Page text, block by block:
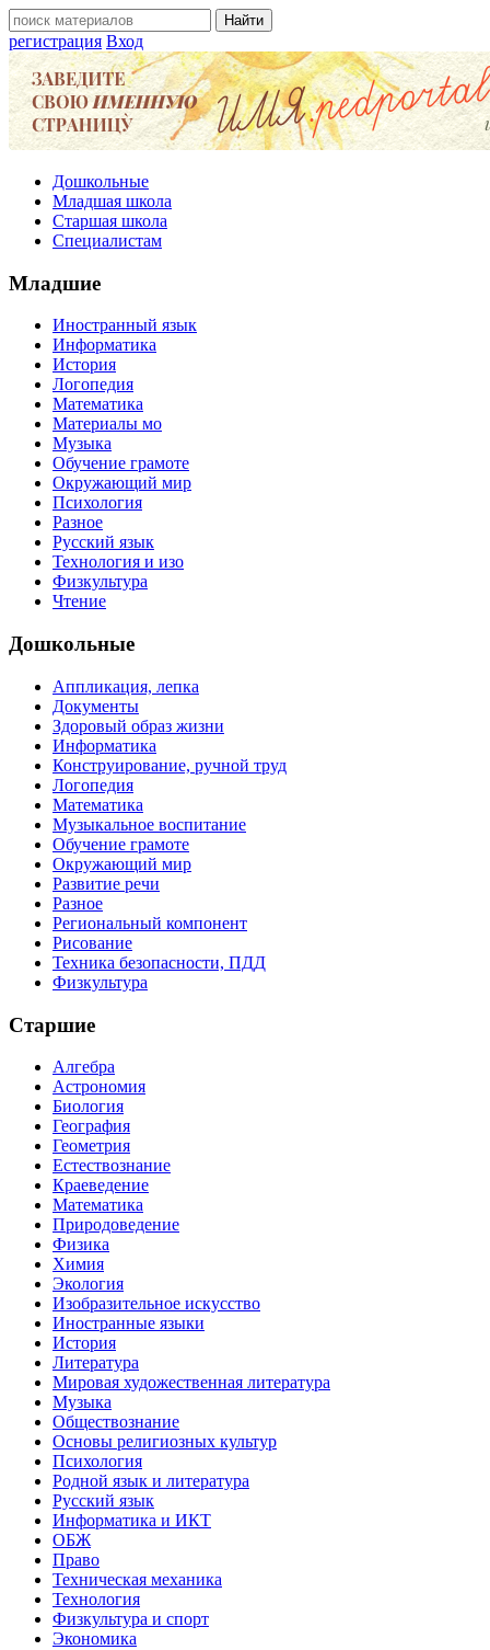
регистрация Вход
Дошкольные
Младшая школа
Старшая школа
Специалистам
Младшие
Иностранный язык
Информатика
История
Логопедия
Математика
Материалы мо
Музыка
Обучение грамоте
Окружающий мир
Психология
Разное
Русский язык
Технология и изо
Физкультура
Чтение
Дошкольные
Аппликация, лепка
Документы
Здоровый образ жизни
Информатика
Конструирование, ручной труд
Логопедия
Математика
Музыкальное воспитание
Обучение грамоте
Окружающий мир
Развитие речи
Разное
Региональный компонент
Рисование
Техника безопасности, ПДД
Физкультура
Старшие
Алгебра
Астрономия
Биология
География
Геометрия
Естествознание
Краеведение
Математика
Природоведение
Физика
Химия
Экология
Изобразительное искусство
Иностранные языки
История
Литература
Мировая художественная литература
Музыка
Обществознание
Основы религиозных культур
Психология
Родной язык и литература
Русский язык
Информатика и ИКТ
ОБЖ
Право
Техническая механика
Технология
Физкультура и спорт
Экономика